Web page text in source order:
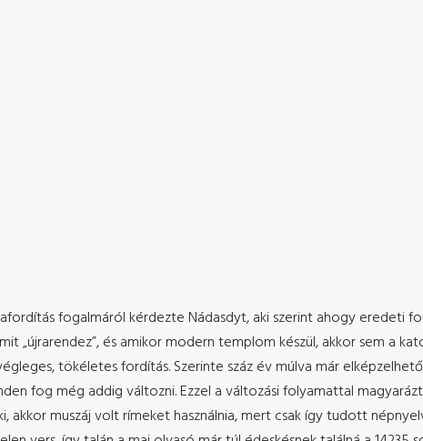
fogalmáról kérdezte Nádasdyt, aki szerint ahogy eredeti
„újrarendez”, és amikor modern templom készül, akkor sem a
tökéletes fordítás. Szerinte száz év múlva már
fog még addig változni. Ezzel a változási folyamattal
akkor muszáj volt rímeket használnia, mert csak így tudott